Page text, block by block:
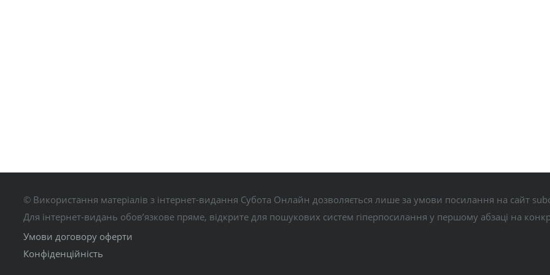
© Використання матеріалів з інтернет-видання Субота Онлайн дозволяється лише за умови посилання на сайт
Для інтернет-видань обов’язкове пряме, відкрите для пошукових систем гіперпосилання у першому абзаці на
Умови договору оферти
Конфіденційність